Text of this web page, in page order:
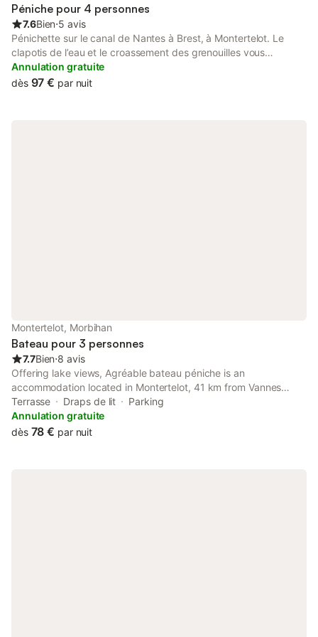
Péniche pour 4 personnes
7.6Bien⋅5 avis
Pénichette sur le canal de Nantes à Brest, à Montertelot. Le
clapotis de l’eau et le croassement des grenouilles vous
bercerons. Un confort comme à la maison : eau chaude,
réfrigérateur, toilettes, cuisine équipée (au gaz) Douche a
Annulation gratuite
dès 97 € par nuit
Montertelot, Morbihan
Bateau pour 3 personnes
7.7Bien⋅8 avis
Offering lake views, Agréable bateau péniche is an
accommodation located in Montertelot, 41 km from Vannes
Marina and 41 km from Museum Of Fine Arts, Vannes La Cohue.
Terrasse Draps de lit
Parking
Annulation gratuite
dès 78 € par nuit